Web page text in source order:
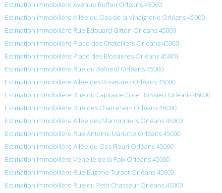
Estimation immobilière Avenue Buffon Orléans 45000
Estimation immobilière Allée du Clos de la Vinaigrerie Orléans 45000
Estimation immobilière Rue Édouard Gitton Orléans 45000
Estimation immobilière Place des Chatelliers Orléans 45000
Estimation immobilière Place des Blossieres Orléans 45000
Estimation immobilière Rue du Belneuf Orléans 45000
Estimation immobilière Allée des Roseraies Orléans 45000
Estimation immobilière Rue du Capitaine G de Boissieu Orléans 45000
Estimation immobilière Rue des Charretiers Orléans 45000
Estimation immobilière Allée des Marronniers Orléans 45000
Estimation immobilière Rue Antoine Mariotte Orléans 45000
Estimation immobilière Allée du Clos Fleuri Orléans 45000
Estimation immobilière Venelle de la Paix Orléans 45000
Estimation immobilière Rue Eugene Turbat Orléans 45000
Estimation immobilière Rue du Petit Chasseur Orléans 45000